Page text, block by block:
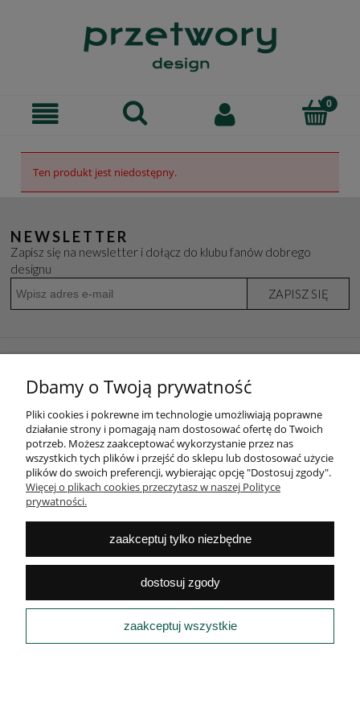
Ten produkt jest niedostępny.
NEWSLETTER
Zapisz się na newsletter i dołącz do klubu fanów dobrego
designu
ZAPISZ SIĘ
MOJE KONTO
PŁATNOŚCI
INFORMACJE
pokaż pełną wersję strony
Sklep internetowy Shoper.pl
Dbamy o Twoją prywatność
Pliki cookies i pokrewne im technologie umożliwiają poprawne
działanie strony i pomagają nam dostosować ofertę do Twoich
potrzeb. Możesz zaakceptować wykorzystanie przez nas
wszystkich tych plików i przejść do sklepu lub dostosować użycie
plików do swoich preferencji, wybierając opcję "Dostosuj zgody".
Więcej o plikach cookies przeczytasz w naszej Polityce
prywatności.
zaakceptuj tylko niezbędne
dostosuj zgody
zaakceptuj wszystkie